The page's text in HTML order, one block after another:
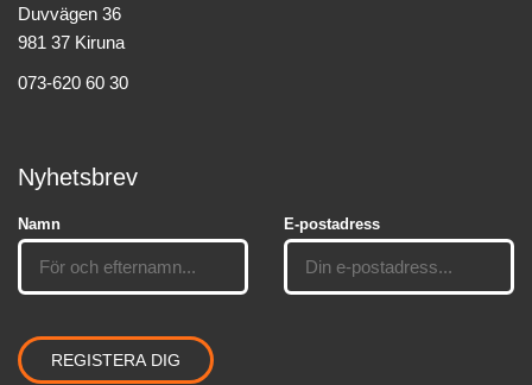
Duvvägen 36
981 37 Kiruna
073-620 60 30
Nyhetsbrev
Namn E-postadress